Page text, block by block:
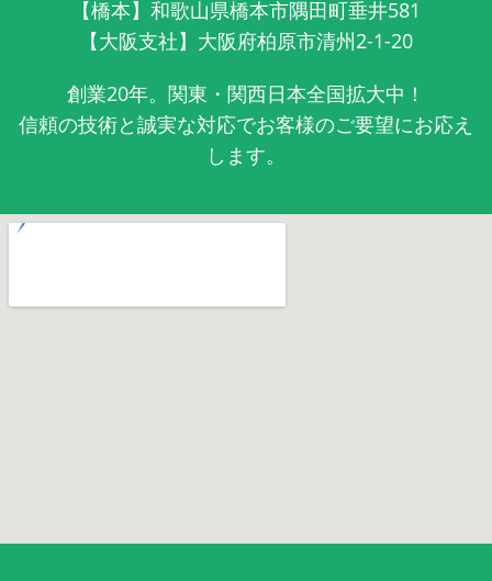
【橋本】和歌山県橋本市隅田町垂井581
【大阪支社】大阪府柏原市清州2-1-20
創業20年。関東・関西日本全国拡大中！
信頼の技術と誠実な対応でお客様のご要望にお応え
します。